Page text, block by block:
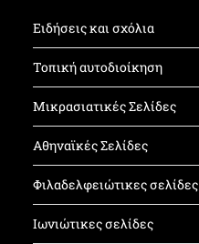
Ειδήσεις και σχόλια
Τοπική αυτοδιοίκηση
Μικρασιατικές Σελίδες
Αθηναϊκές Σελίδες
Φιλαδελφειώτικες σελίδες
Ιωνιώτικες σελίδες